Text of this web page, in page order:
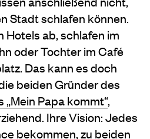
Stadt schlafen können.
Hotels ab, schlafen im
oder Tochter im Café
Das kann es doch
beiden Gründer des
Papa kommt“,
Ihre Vision: Jedes
bekommen, zu beiden